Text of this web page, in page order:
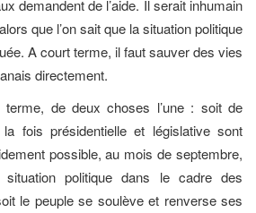
demandent de l’aide. Il serait inhumain
que l’on sait que la situation politique
A court terme, il faut sauver des vies
directement.
de deux choses l’une : soit de
fois présidentielle et législative sont
possible, au mois de septembre,
politique dans le cadre des
le peuple se soulève et renverse ses